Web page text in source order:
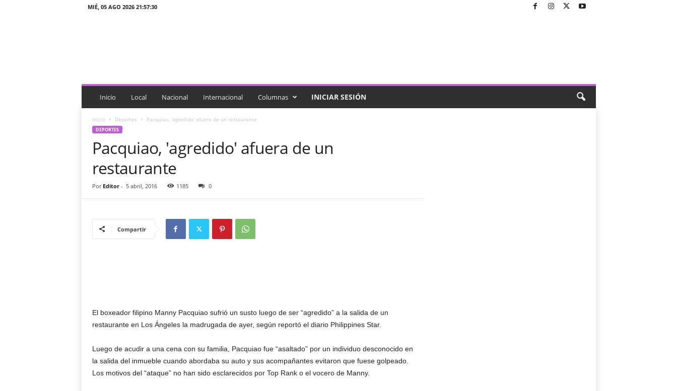
MIÉ, 05 AGO 2026 21:57:30
c
a
Inicio Local Nacional Internacional Columnas INICIAR SESIÓN
Inicio Deportes Pacquiao, 'agredido' afuera de un restaurante
DEPORTES
Pacquiao, 'agredido' afuera de un
restaurante
Por Editor- 5 abril, 2016 1185 0
Compartir
El boxeador filipino Manny Pacquiao sufrió un susto luego de ser “agredido” a la salida de un
restaurante en Los Ángeles la madrugada de ayer, según reportó el diario Philippines Star.
Luego de acudir a una cena con su familia, Pacquiao fue “asaltado” por un individuo desconocido en
la salida del inmueble cuando abordaba su auto y sus acompañantes evitaron que fuese golpeado.
Los motivos del “ataque” no han sido esclarecidos por Top Rank o el vocero de Manny.